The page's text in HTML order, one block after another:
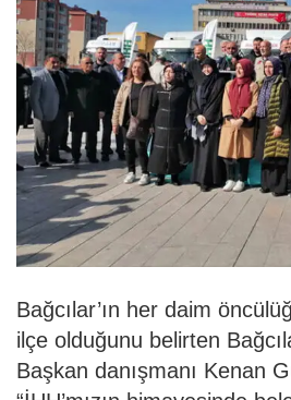
Bağcılar’ın her daim
ilçe olduğunu belirten
Başkan danışmanı Kenan